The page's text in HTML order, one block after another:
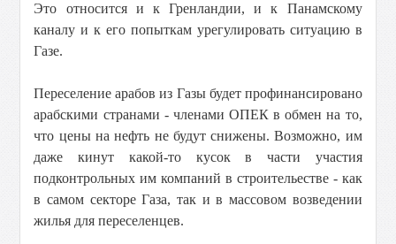
Это относится и к Гренландии, и к Панамскому
каналу и к его попыткам урегулировать ситуацию в
Газе.
Переселение арабов из Газы будет профинансировано
арабскими странами - членами ОПЕК в обмен на то,
что цены на нефть не будут снижены. Возможно, им
даже кинут какой-то кусок в части участия
подконтрольных им компаний в строительестве - как
в самом секторе Газа, так и в массовом возведении
жилья для переселенцев.